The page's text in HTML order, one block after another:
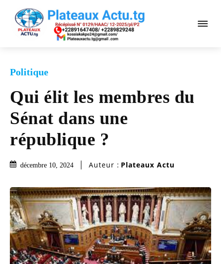
Politique
Qui élit les membres du
Sénat dans une
république ?
décembre 10, 2024 Auteur : Plateaux Actu